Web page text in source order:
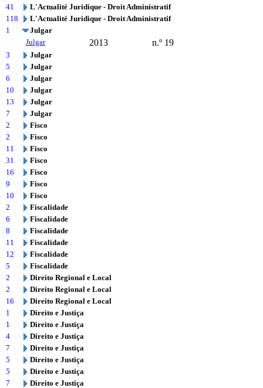
41
L'Actualité Juridique - Droit Administratif
118
L'Actualité Juridique - Droit Administratif
1
Julgar
Julgar
2013 n.º 19
3
Julgar
5
Julgar
6
Julgar
10
Julgar
13
Julgar
7
Julgar
2
Fisco
2
Fisco
11
Fisco
31
Fisco
16
Fisco
9
Fisco
10
Fisco
2
Fiscalidade
6
Fiscalidade
8
Fiscalidade
11
Fiscalidade
12
Fiscalidade
5
Fiscalidade
2
Direito Regional e Local
2
Direito Regional e Local
16
Direito Regional e Local
1
Direito e Justiça
1
Direito e Justiça
4
Direito e Justiça
7
Direito e Justiça
5
Direito e Justiça
5
Direito e Justiça
7
Direito e Justiça